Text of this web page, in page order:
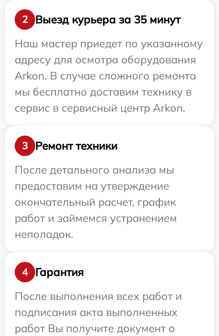
2
Выезд курьера за 35 минут
Наш мастер приедет по указанному
адресу для осмотра оборудования
Arkon. В случае сложного ремонта
мы бесплатно доставим технику в
сервис в сервисный центр Arkon.
3
Ремонт техники
После детального анализа мы
предоставим на утверждение
окончательный расчет, график
работ и займемся устранением
неполадок.
4
Гарантия
После выполнения всех работ и
подписания акта выполненных
работ Вы получите документ о